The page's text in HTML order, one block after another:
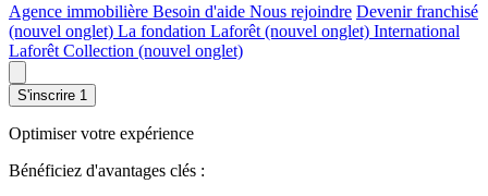
Agence immobilière Besoin d'aide Nous rejoindre Devenir franchisé
(nouvel onglet) La fondation Laforêt (nouvel onglet) International
Laforêt Collection (nouvel onglet)
S'inscrire 1
Optimiser votre expérience
Bénéficiez d'avantages clés :